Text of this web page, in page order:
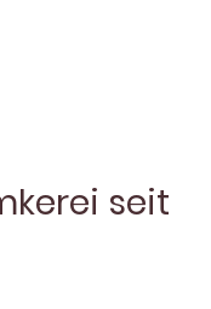
seit